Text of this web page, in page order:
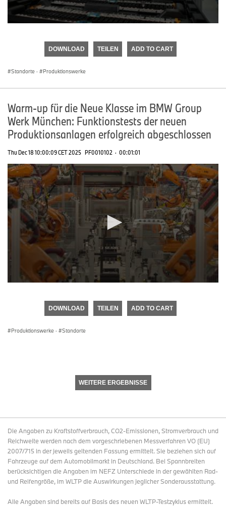
DOWNLOAD TEILEN ADD TO CART
Standorte · Produktionswerke
Warm-up für die Neue Klasse im BMW Group
Werk München: Funktionstests der neuen
Produktionsanlagen erfolgreich abgeschlossen
Thu Dec 18 10:00:09 CET 2025 PF0010102 · 00:01:01
DOWNLOAD TEILEN ADD TO CART
Produktionswerke · Standorte
WEITERE ERGEBNISSE
Die Angaben zu Kraftstoffverbrauch, CO2-Emissionen, Stromverbrauch und
Reichweite werden nach dem vorgeschriebenen Messverfahren VO (EU)
2007/715 in der jeweils geltenden Fassung ermittelt. Sie beziehen sich auf
Fahrzeuge auf dem Automobilmarkt in Deutschland. Bei Spannbreiten
berücksichtigen die Angaben im NEFZ Unterschiede in der gewählten Rad-
und Reifengröße, im WLTP die Auswirkungen jeglicher Sonderausstattung.
Alle Angaben sind bereits auf Basis des neuen WLTP-Testzyklus ermittelt.